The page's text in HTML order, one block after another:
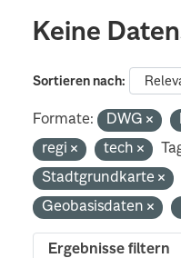
Keine
Sortieren nach
Formate: DWG
regi
tech
Stadtgrundkarte
Geobasisdaten
Ergebnisse filtern